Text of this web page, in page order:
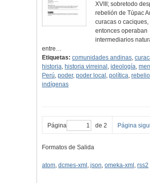
XVIII; sobretodo
rebelión de Túpac
curacas o
entonces operaban
intermediarios
entre…
Etiquetas: comunidades andinas,
historia, historia virreinal , ideología,
Perú, poder, poder local , política,
indígenas
Página de 2 Página
Formatos de Salida
atom, dcmes-xml , json, omeka-xml , rss2